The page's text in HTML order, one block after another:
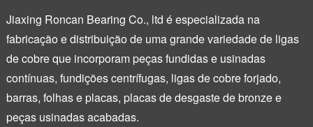
Jiaxing Roncan Bearing Co., ltd é especializada na
fabricação e distribuição de uma grande variedade de ligas
de cobre que incorporam peças fundidas e usinadas
contínuas, fundições centrífugas, ligas de cobre forjado,
barras, folhas e placas, placas de desgaste de bronze e
peças usinadas acabadas.